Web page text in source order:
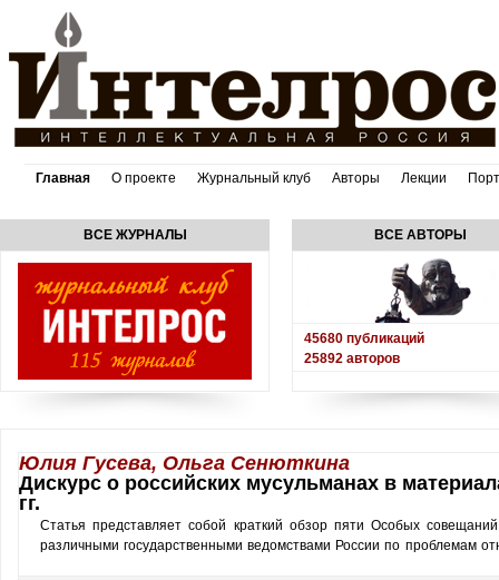
Главная О проекте Журнальный клуб Авторы Лекции
ВСЕ ЖУРНАЛЫ ВСЕ АВТОРЫ
45680 публикаций
25892 авторов
Юлия Гусева, Ольга Сенюткина
Дискурс о российских мусульманах в
гг.
Статья представляет собой краткий обзор пяти Особых
различными государственными ведомствами России по проблемам